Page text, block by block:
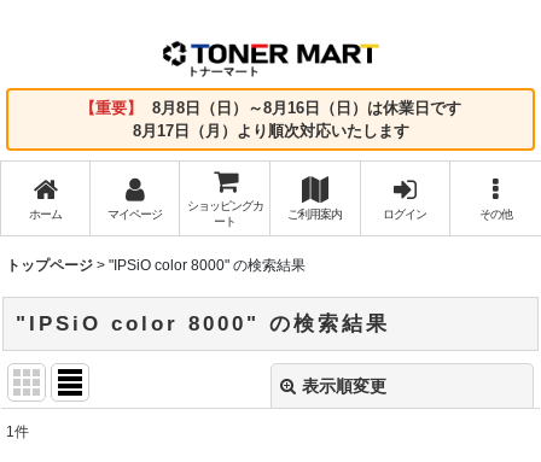
【重要】
8月8日（日）～8月16日（日）は休業日です
8月17日（月）より順次対応いたします
ホーム マイページ
ショッピングカ
ート
ご利用案内 ログイン その他
トップページ > "IPSiO color 8000" の検索結果
"IPSiO color 8000" の検索結果
表示順変更
1件